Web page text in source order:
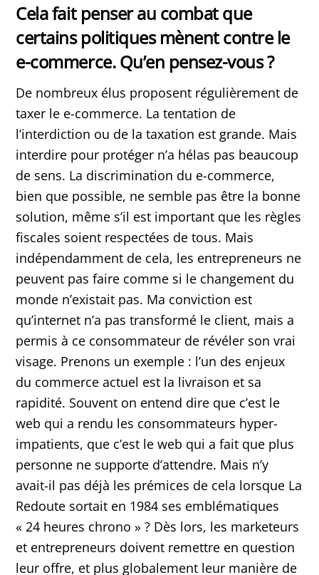
Cela fait penser au combat que
certains politiques mènent contre le
e-commerce. Qu’en pensez-vous ?
De nombreux élus proposent régulièrement de
taxer le e-commerce. La tentation de
l’interdiction ou de la taxation est grande. Mais
interdire pour protéger n’a hélas pas beaucoup
de sens. La discrimination du e-commerce,
bien que possible, ne semble pas être la bonne
solution, même s’il est important que les règles
fiscales soient respectées de tous. Mais
indépendamment de cela, les entrepreneurs ne
peuvent pas faire comme si le changement du
monde n’existait pas. Ma conviction est
qu’internet n’a pas transformé le client, mais a
permis à ce consommateur de révéler son vrai
visage. Prenons un exemple : l’un des enjeux
du commerce actuel est la livraison et sa
rapidité. Souvent on entend dire que c’est le
web qui a rendu les consommateurs hyper-
impatients, que c’est le web qui a fait que plus
personne ne supporte d’attendre. Mais n’y
avait-il pas déjà les prémices de cela lorsque La
Redoute sortait en 1984 ses emblématiques
« 24 heures chrono » ? Dès lors, les marketeurs
et entrepreneurs doivent remettre en question
leur offre, et plus globalement leur manière de